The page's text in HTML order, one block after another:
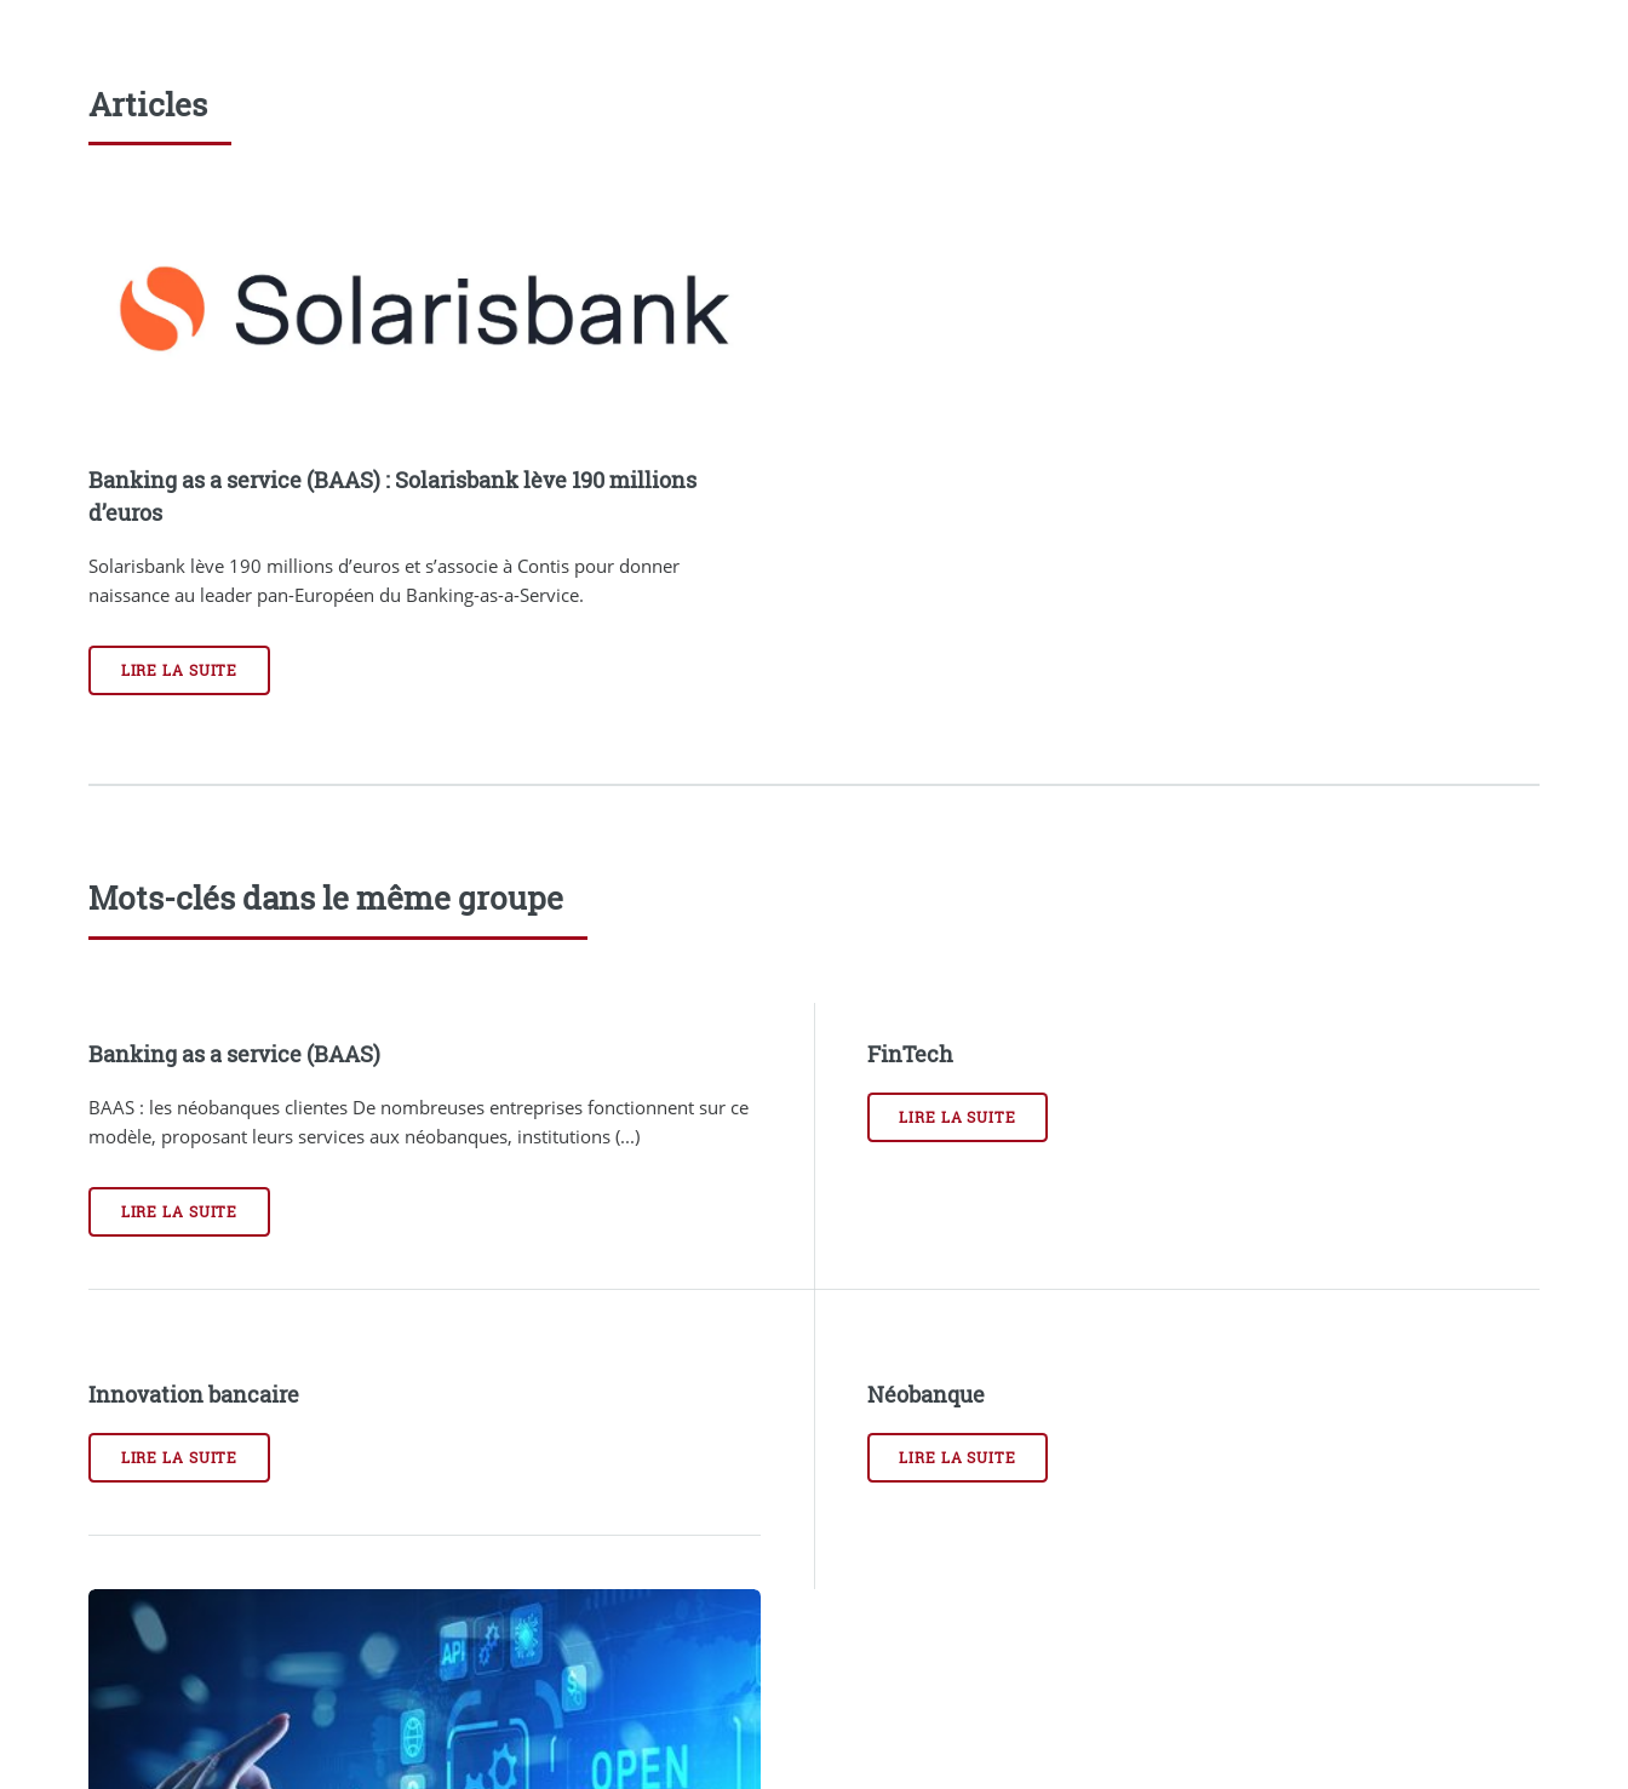
Articles
Banking as a service (BAAS) : Solarisbank lève 190 millions
d’euros
Solarisbank lève 190 millions d’euros et s’associe à Contis pour donner
naissance au leader pan-Européen du Banking-as-a-Service.
LIRE LA SUITE
Mots-clés dans le même groupe
Banking as a service (BAAS)
BAAS : les néobanques clientes De nombreuses entreprises fonctionnent sur ce
modèle, proposant leurs services aux néobanques, institutions (...)
LIRE LA SUITE
FinTech
LIRE LA SUITE
Innovation bancaire
LIRE LA SUITE
Néobanque
LIRE LA SUITE